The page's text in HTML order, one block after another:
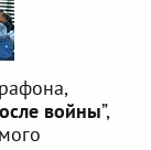
войны”,